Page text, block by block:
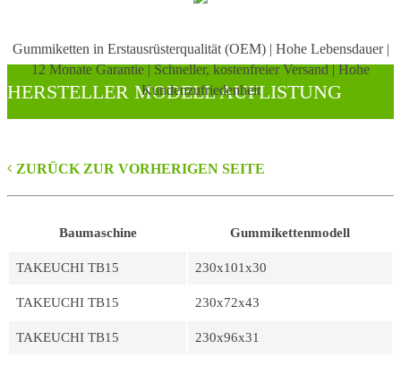
Gummiketten in Erstausrüsterqualität (OEM) | Hohe Lebensdauer |
12 Monate Garantie | Schneller, kostenfreier Versand | Hohe
Kundenzufriedenheit
HERSTELLER MODELL AUFLISTUNG
ZURÜCK ZUR VORHERIGEN SEITE
Baumaschine Gummikettenmodell
TAKEUCHI TB15 230x101x30
TAKEUCHI TB15 230x72x43
TAKEUCHI TB15 230x96x31